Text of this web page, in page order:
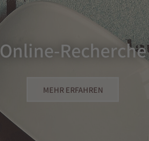
Online-Recherche
MEHR ERFAHREN